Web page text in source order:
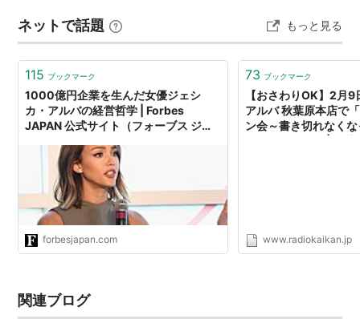
です。 www.fieradeltartufo.org 今年2025年度…
ネットで話題 もっと見る
115 ブックマーク
1000億円企業を生んだ女優ジェシ
カ・アルバの経営哲学 | Forbes
JAPAN 公式サイト（フォーブス ジャ
forbesjapan.com
73 ブックマーク
【おさわりOK】2月
アルバ 秋葉原本店で
ン会～書き切れなく
www.radiokaikan.jp
関連ブログ